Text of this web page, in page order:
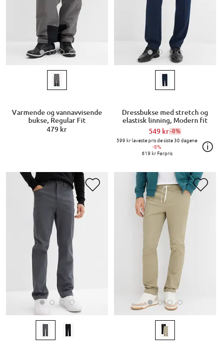
Varmende og vannavvisende
bukse, Regular Fit
479 kr
Dressbukse med stretch og
elastisk linning, Modern fit
549 kr-8%
599 krlaveste pris de siste 30 dagene
-8%
619 krFørpris